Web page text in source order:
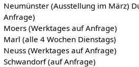
Neumünster (Ausstellung im März)
Anfrage)
Moers (Werktages auf Anfrage)
Marl (alle 4 Wochen Dienstags)
Neuss (Werktages auf Anfrage)
Schwandorf (auf Anfrage)